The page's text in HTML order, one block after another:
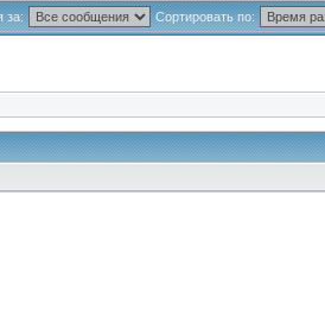
за: Сортировать по: